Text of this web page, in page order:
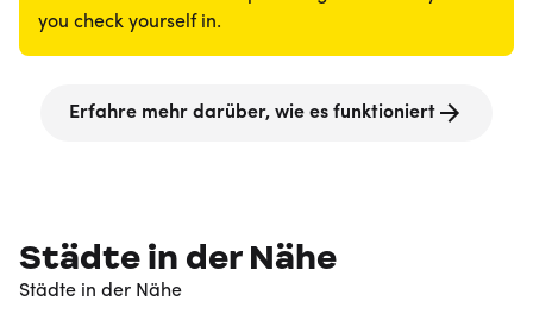
you check yourself in.
Erfahre mehr darüber, wie es funktioniert
Städte in der Nähe
Städte in der Nähe